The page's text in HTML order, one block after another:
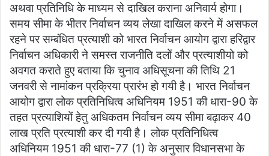
अथवा प्रतिनिधि के माध्यम से दाखिल कराना अनिवार्य होगा।
समय सीमा के भीतर निर्वाचन व्यय लेखा दाखिल करने में असफल
रहने पर सम्बंधित प्रत्याशी को भारत निर्वाचन आयोग द्वारा हरिद्वार
निर्वाचन अधिकारी ने समस्त राजनीति दलों और प्रत्याशीयो को
अवगत कराते हुए बताया कि चुनाव अधिसूचना की तिथि 21
जनवरी से नामांकन प्रक्रिया प्रारंभ हो गयी है। भारत निर्वाचन
आयोग द्वारा लोक प्रतिनिधित्व अधिनियम 1951 की धारा-90 के
तहत प्रत्याशियों हेतु अधिकतम निर्वाचन व्यय सीमा बढ़ाकर 40
लाख प्रति प्रत्याशी कर दी गयी है। लोक प्रतिनिधित्व
अधिनियम 1951 की धारा-77 (1) के अनुसार विधानसभा के